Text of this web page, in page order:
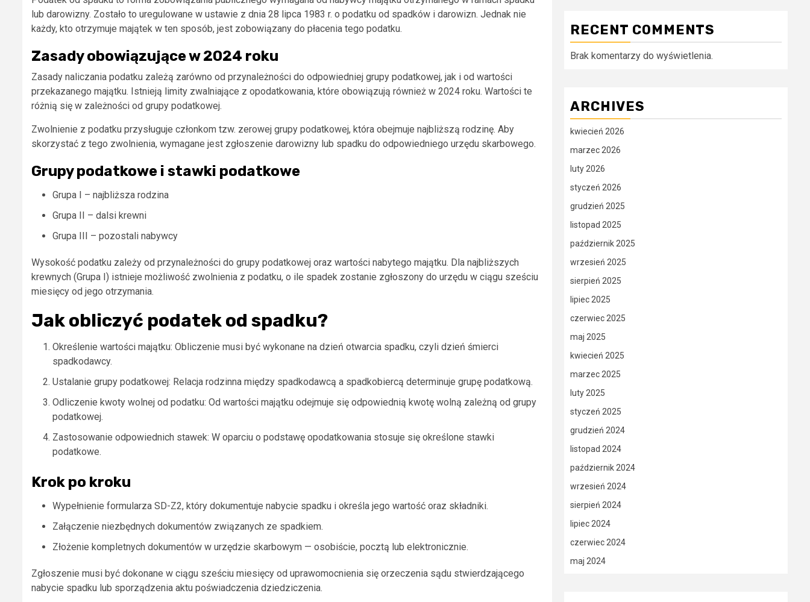
lub darowizny. Zostało to uregulowane w ustawie z dnia 28 lipca 1983 r. o podatku od spadków i darowizn. Jednak nie
każdy, kto otrzymuje majątek w ten sposób, jest zobowiązany do płacenia tego podatku.
Zasady obowiązujące w 2024 roku
Zasady naliczania podatku zależą zarówno od przynależności do odpowiedniej grupy podatkowej, jak i od wartości
przekazanego majątku. Istnieją limity zwalniające z opodatkowania, które obowiązują również w 2024 roku. Wartości te
różnią się w zależności od grupy podatkowej.
Zwolnienie z podatku przysługuje członkom tzw. zerowej grupy podatkowej, która obejmuje najbliższą rodzinę. Aby
skorzystać z tego zwolnienia, wymagane jest zgłoszenie darowizny lub spadku do odpowiedniego urzędu skarbowego.
Grupy podatkowe i stawki podatkowe
Grupa I – najbliższa rodzina
Grupa II – dalsi krewni
Grupa III – pozostali nabywcy
Wysokość podatku zależy od przynależności do grupy podatkowej oraz wartości nabytego majątku. Dla najbliższych
krewnych (Grupa I) istnieje możliwość zwolnienia z podatku, o ile spadek zostanie zgłoszony do urzędu w ciągu sześciu
miesięcy od jego otrzymania.
Jak obliczyć podatek od spadku?
Określenie wartości majątku: Obliczenie musi być wykonane na dzień otwarcia spadku, czyli dzień śmierci
spadkodawcy.
Ustalanie grupy podatkowej: Relacja rodzinna między spadkodawcą a spadkobiercą determinuje grupę podatkową.
Odliczenie kwoty wolnej od podatku: Od wartości majątku odejmuje się odpowiednią kwotę wolną zależną od grupy
podatkowej.
Zastosowanie odpowiednich stawek: W oparciu o podstawę opodatkowania stosuje się określone stawki
podatkowe.
Krok po kroku
Wypełnienie formularza SD-Z2, który dokumentuje nabycie spadku i określa jego wartość oraz składniki.
Załączenie niezbędnych dokumentów związanych ze spadkiem.
Złożenie kompletnych dokumentów w urzędzie skarbowym — osobiście, pocztą lub elektronicznie.
Zgłoszenie musi być dokonane w ciągu sześciu miesięcy od uprawomocnienia się orzeczenia sądu stwierdzającego
nabycie spadku lub sporządzenia aktu poświadczenia dziedziczenia.
RECENT COMMENTS
Brak komentarzy do wyświetlenia.
ARCHIVES
kwiecień 2026
marzec 2026
luty 2026
styczeń 2026
grudzień 2025
listopad 2025
październik 2025
wrzesień 2025
sierpień 2025
lipiec 2025
czerwiec 2025
maj 2025
kwiecień 2025
marzec 2025
luty 2025
styczeń 2025
grudzień 2024
listopad 2024
październik 2024
wrzesień 2024
sierpień 2024
lipiec 2024
czerwiec 2024
maj 2024